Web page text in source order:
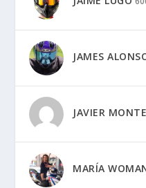
JAMES
JAVIER
MARÍA